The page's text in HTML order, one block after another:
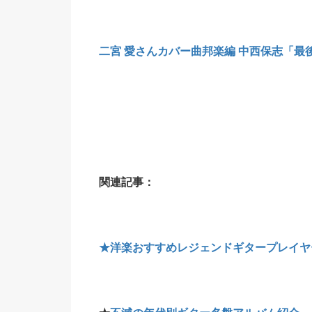
二宮 愛さんカバー曲邦楽編 中西保志「最
関連記事：
★洋楽おすすめレジェンドギタープレイ